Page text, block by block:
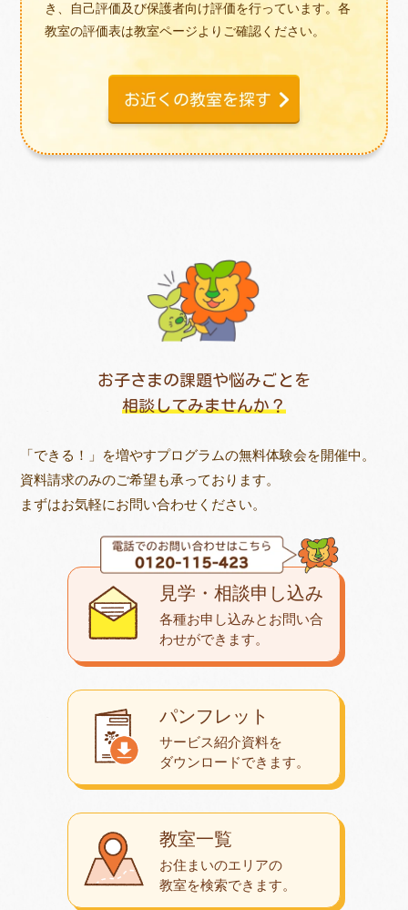
き、自己評価及び保護者向け評価を行っています。各
教室の評価表は教室ページよりご確認ください。
お子さまの課題や悩みごとを
相談してみませんか？
「できる！」を増やすプログラムの無料体験会を開催中。
資料請求のみのご希望も承っております。
まずはお気軽にお問い合わせください。
教室一覧
お住まいのエリアの
教室を検索できます。
パンフレット
サービス紹介資料を
ダウンロードできます。
見学・相談申し込み
各種お申し込みとお問い合
わせができます。